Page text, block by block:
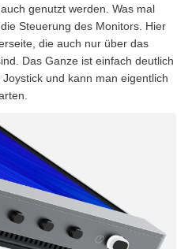
genutzt werden. Was mal
Steuerung des Monitors. Hier
die auch nur über das
Das Ganze ist einfach deutlich
und kann man eigentlich